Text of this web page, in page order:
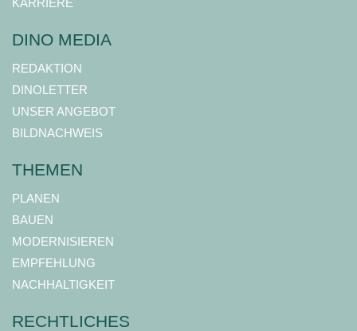
DINO MEDIA
REDAKTION
DINOLETTER
UNSER ANGEBOT
BILDNACHWEIS
THEMEN
PLANEN
BAUEN
MODERNISIEREN
EMPFEHLUNG
NACHHALTIGKEIT
RECHTLICHES